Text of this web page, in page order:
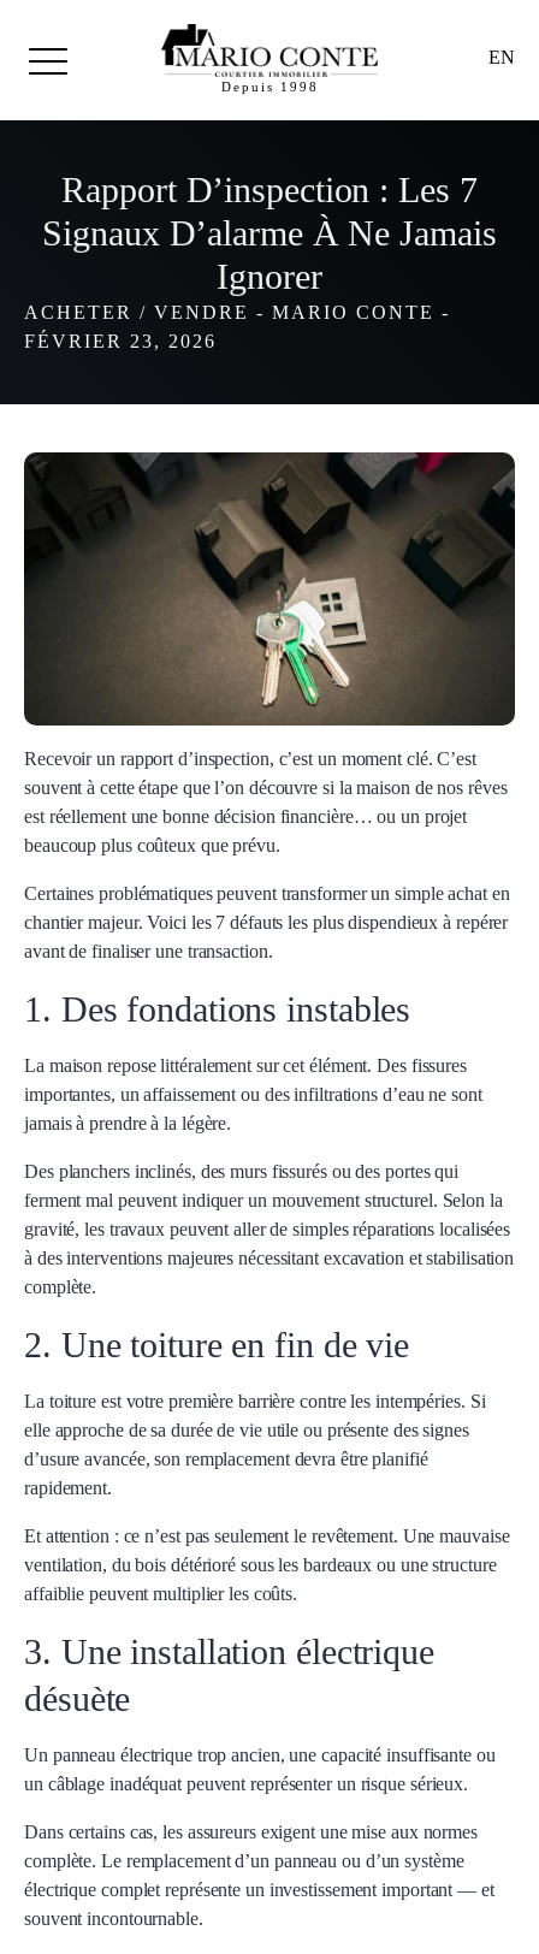
Depuis 1998
EN
Rapport D’inspection : Les 7
Signaux D’alarme À Ne Jamais
Ignorer
ACHETER / VENDRE - MARIO CONTE -
FÉVRIER 23, 2026
Recevoir un rapport d’inspection, c’est un moment clé. C’est
souvent à cette étape que l’on découvre si la maison de nos rêves
est réellement une bonne décision financière… ou un projet
beaucoup plus coûteux que prévu.
Certaines problématiques peuvent transformer un simple achat en
chantier majeur. Voici les 7 défauts les plus dispendieux à repérer
avant de finaliser une transaction.
1. Des fondations instables
La maison repose littéralement sur cet élément. Des fissures
importantes, un affaissement ou des infiltrations d’eau ne sont
jamais à prendre à la légère.
Des planchers inclinés, des murs fissurés ou des portes qui
ferment mal peuvent indiquer un mouvement structurel. Selon la
gravité, les travaux peuvent aller de simples réparations localisées
à des interventions majeures nécessitant excavation et stabilisation
complète.
2. Une toiture en fin de vie
La toiture est votre première barrière contre les intempéries. Si
elle approche de sa durée de vie utile ou présente des signes
d’usure avancée, son remplacement devra être planifié
rapidement.
Et attention : ce n’est pas seulement le revêtement. Une mauvaise
ventilation, du bois détérioré sous les bardeaux ou une structure
affaiblie peuvent multiplier les coûts.
3. Une installation électrique
désuète
Un panneau électrique trop ancien, une capacité insuffisante ou
un câblage inadéquat peuvent représenter un risque sérieux.
Dans certains cas, les assureurs exigent une mise aux normes
complète. Le remplacement d’un panneau ou d’un système
électrique complet représente un investissement important — et
souvent incontournable.